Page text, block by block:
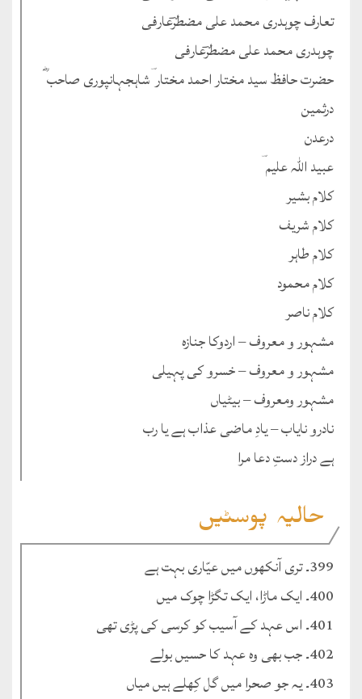
تعارف چوہدری محمد علی مضطرؔعارفی
چوہدری محمد علی مضطرؔعارفی
حضرت حافظ سید مختار احمد مختار ؔشاہجہانپوری صاحب ؓ
درثمین
درعدن
عبید اللہ علیم ؔ
کلام بشیر
کلام شریف
کلام طاہر
کلام محمود
کلام ناصر
مشہور و معروف – اردوکا جنازہ
مشہور و معروف – خسرو کی پہیلی
مشہور ومعروف – بیٹیاں
نادرو نایاب – یادِ ماضی عذاب ہے یا رب
ہے دراز دستِ دعا مرا
حالیہ پوسٹیں
399۔ تری آنکھوں میں عیّاری بہت ہے
400۔ ایک ماڑا، ایک تگڑا چوک میں
401۔ اس عہد کے آسیب کو کرسی کی پڑی تھی
402۔ جب بھی وہ عہد کا حسیں بولے
403۔ یہ جو صحرا میں گل کِھلے ہیں میاں